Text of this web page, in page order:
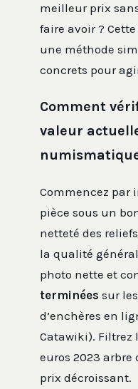
meilleur prix
faire avoir ?
une méthode
concrets pour
Comment
valeur
Commencez par
pièce sous un
netteté des
la qualité
photo nette et
terminées sur
d’enchères en
Catawiki). Filtrez
euros 2023 arbre
prix décroissant.